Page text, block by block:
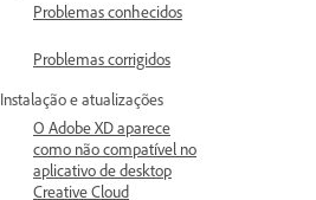
Problemas conhecidos
Problemas corrigidos
Instalação e atualizações
O Adobe XD aparece
como não compatível no
aplicativo de desktop
Creative Cloud